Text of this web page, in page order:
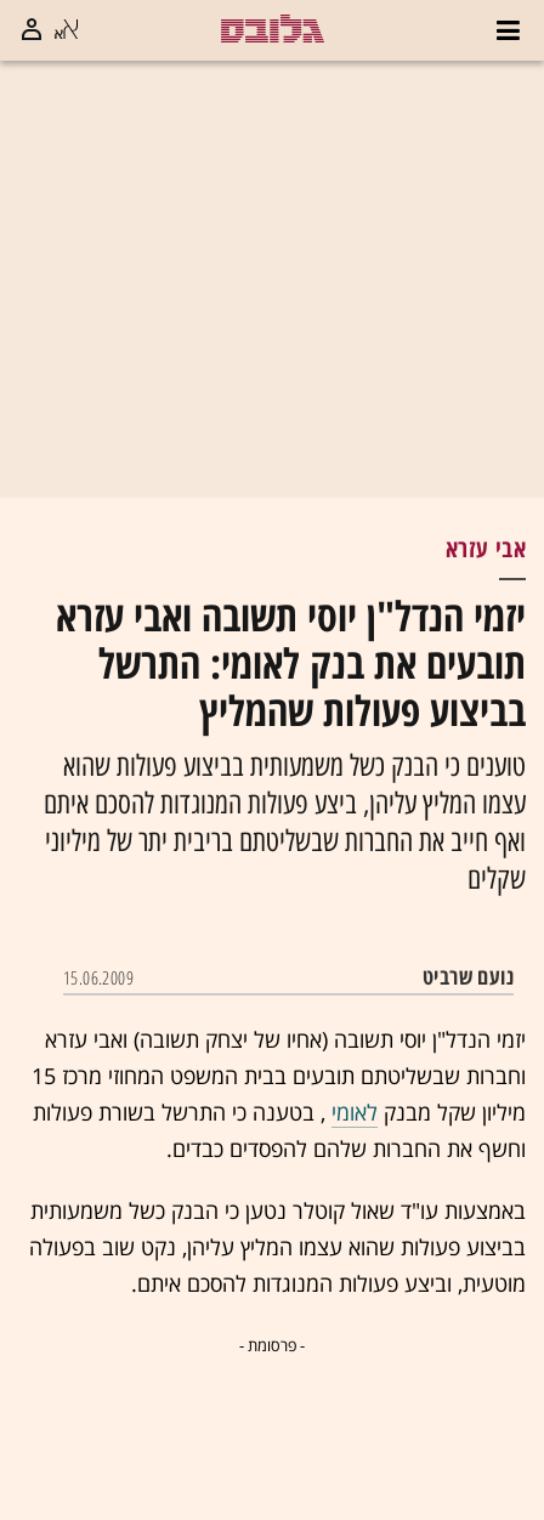
אבי עזרא
יזמי הנדל"ן יוסי תשובה ואבי עזרא
תובעים את בנק לאומי: התרשל
בביצוע פעולות שהמליץ
טוענים כי הבנק כשל משמעותית בביצוע פעולות שהוא
עצמו המליץ עליהן, ביצע פעולות המנוגדות להסכם איתם
ואף חייב את החברות שבשליטתם בריבית יתר של מיליוני
שקלים
נועם שרביט 15.06.2009
יזמי הנדל"ן יוסי תשובה (אחיו של יצחק תשובה) ואבי עזרא
וחברות שבשליטתם תובעים בבית המשפט המחוזי מרכז 15
מיליון שקל מבנק לאומי , בטענה כי התרשל בשורת פעולות
וחשף את החברות שלהם להפסדים כבדים.
באמצעות עו"ד שאול קוטלר נטען כי הבנק כשל משמעותית
בביצוע פעולות שהוא עצמו המליץ עליהן, נקט שוב בפעולה
מוטעית, וביצע פעולות המנוגדות להסכם איתם.
- פרסומת -